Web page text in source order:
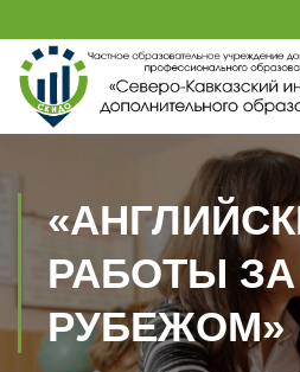
РАБОТЫ ЗА
РУБЕЖОМ»